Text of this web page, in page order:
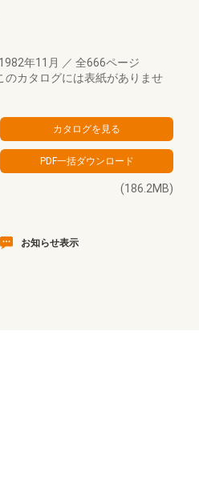
1982年11月 ／ 全666ページ
カタログには表紙がありませ
(186.2MB)
お知らせ表示